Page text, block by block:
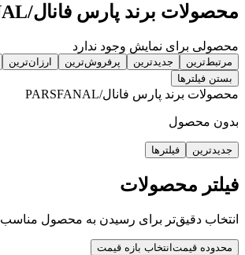
محصولات برند پارس فانال/PARSFANAL
محصولی برای نمایش وجود ندارد
مرتبط‌ترین جدیدترین پرفروش‌ترین ارزان‌ترین
بستن فیلترها
محصولات برند پارس فانال/PARSFANAL
بدون محصول
جدیدترین فیلترها
فیلتر محصولات
انتخاب دقیق‌تر برای رسیدن به محصول مناسب
محدوده قیمتانتخاب بازه قیمت